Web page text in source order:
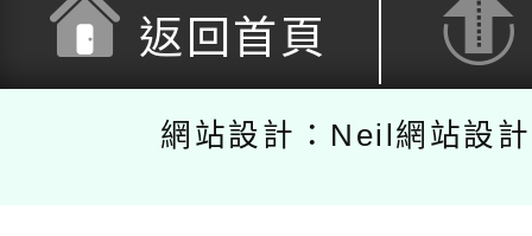
返回首頁
網站設計：Neil網站設